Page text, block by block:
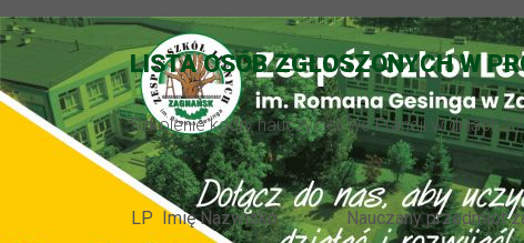
LISTA OSÓB ZGŁOSZONYCH W
Szkolenie kadry nauczycieli we Francji w dniach
LP Imię Nazwisko
Nauczany przedmiot